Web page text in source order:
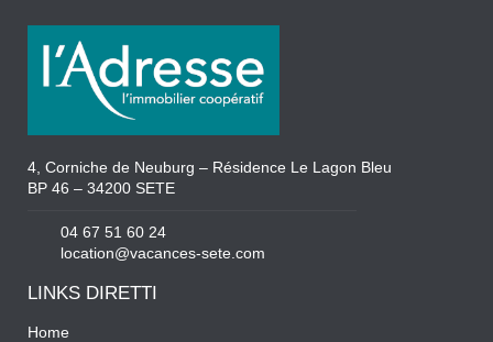
4, Corniche de Neuburg – Résidence Le Lagon Bleu
BP 46 – 34200 SETE
04 67 51 60 24
location@vacances-sete.com
LINKS DIRETTI
Home